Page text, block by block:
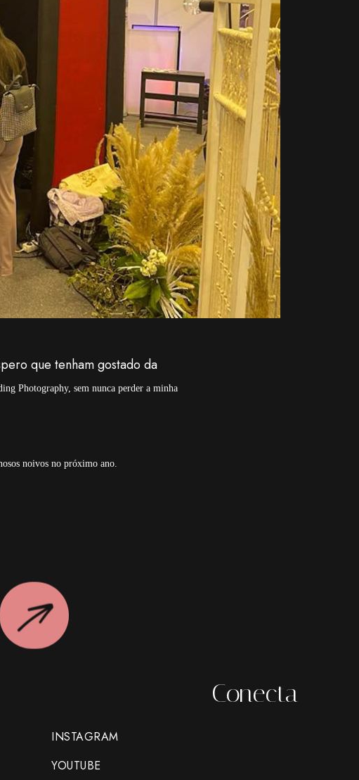
que tenham gostado da
Photography, sem nunca perder a minha
noivos no próximo ano.
Conecta
INSTAGRAM
YOUTUBE